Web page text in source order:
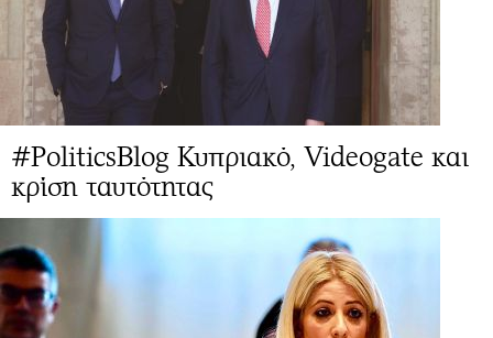
#PoliticsBlog Κυπριακό, Videogate και
κρίση ταυτότητας